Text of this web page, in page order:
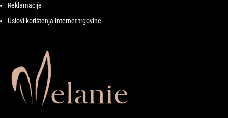
Reklamacije
Uslovi korištenja internet trgovine